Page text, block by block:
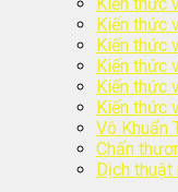
Kiến thức
Kiến thức
Kiến thức
Kiến thức
Kiến thức
Kiến thức
Vô Khuẩn
Chấn
Dịch